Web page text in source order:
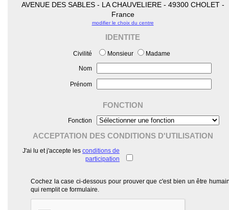
AVENUE DES SABLES - LA CHAUVELIERE - 49300 CHOLET -
France
modifier le choix du centre
IDENTITE
Civilité Monsieur Madame
Nom
Prénom
FONCTION
Fonction
ACCEPTATION DES CONDITIONS D'UTILISATION
J'ai lu et j'accepte les conditions de
participation
Cochez la case ci-dessous pour prouver que c'est bien un être
qui remplit ce formulaire.